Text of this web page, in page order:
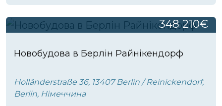
348 210€
Новобудова в Берлін Райнікендорф
Holländerstraße 36, 13407 Berlin / Reinickendorf,
Berlin, Німеччина